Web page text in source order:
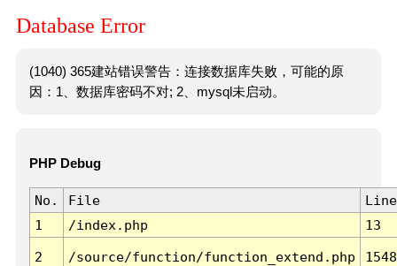
Database Error
(1040) 365建站错误警告：连接数据库失败，可能的原
因：1、数据库密码不对; 2、mysql未启动。
PHP Debug
No. File
Line
1
/index.php 13
2 /source/function/function_extend.php 1548